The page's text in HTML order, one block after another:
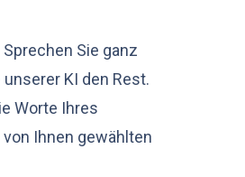
Sprechen Sie ganz
KI den Rest.
Worte Ihres
Ihnen gewählten